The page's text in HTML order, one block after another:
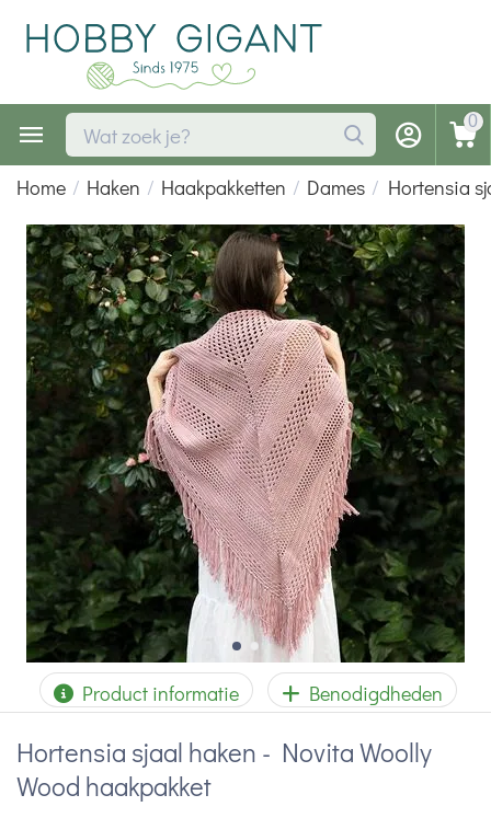
0
Home / Haken / Haakpakketten / Dames / Hortensia
Product informatie Benodigdheden
Hortensia sjaal haken - Novita Woolly
Wood haakpakket